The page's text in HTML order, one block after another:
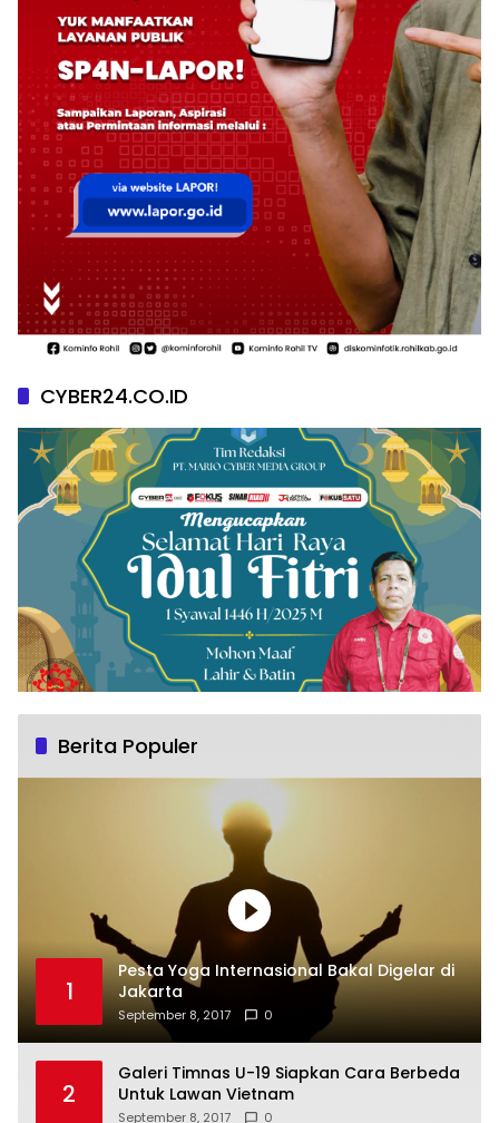
CYBER24.CO.ID
Berita Populer
1
Pesta Yoga Internasional Bakal Digelar di
Jakarta
September 8, 2017 0
2
Galeri Timnas U-19 Siapkan Cara Berbeda
Untuk Lawan Vietnam
September 8, 2017 0